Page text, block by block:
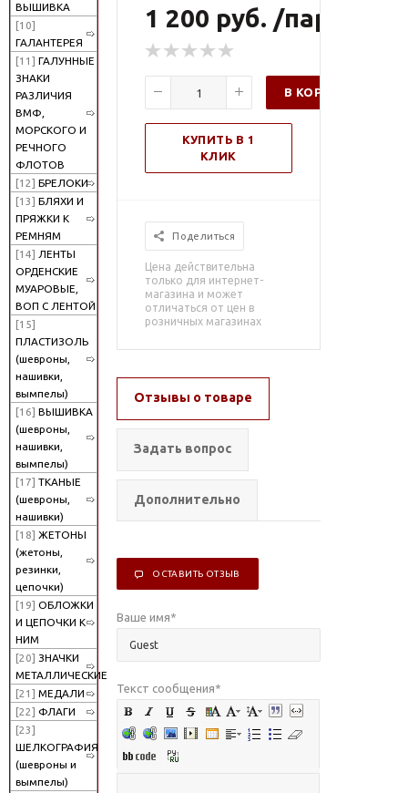
ВЫШИВКА
[10]
ГАЛАНТЕРЕЯ
[11] ГАЛУННЫЕ
ЗНАКИ
РАЗЛИЧИЯ
ВМФ,
МОРСКОГО И
РЕЧНОГО
ФЛОТОВ
[12] БРЕЛОКИ
[13] БЛЯХИ И
ПРЯЖКИ К
РЕМНЯМ
[14] ЛЕНТЫ
ОРДЕНСКИЕ
МУАРОВЫЕ,
ВОП С ЛЕНТОЙ
[15]
ПЛАСТИЗОЛЬ
(шевроны,
нашивки,
вымпелы)
[16] ВЫШИВКА
(шевроны,
нашивки,
вымпелы)
[17] ТКАНЫЕ
(шевроны,
нашивки)
[18] ЖЕТОНЫ
(жетоны,
резинки,
цепочки)
[19] ОБЛОЖКИ
И ЦЕПОЧКИ К
НИМ
[20] ЗНАЧКИ
МЕТАЛЛИЧЕСКИЕ
[21] МЕДАЛИ
[22] ФЛАГИ
[23]
ШЕЛКОГРАФИЯ
(шевроны и
вымпелы)
1 200 руб. /пар
В КОРЗИНУ
КУПИТЬ В 1
КЛИК
Поделиться
Цена действительна
только для интернет-
магазина и может
отличаться от цен в
розничных магазинах
Отзывы о товаре
Задать вопрос
Дополнительно
ОСТАВИТЬ ОТЗЫВ
Ваше имя*
Текст сообщения*